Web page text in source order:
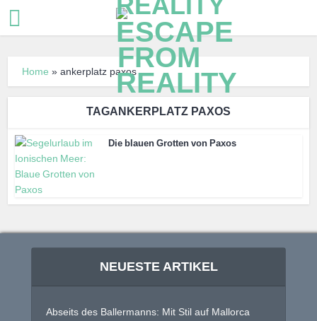
Home »ankerplatz paxos
TAGANKERPLATZ PAXOS
Die blauen Grotten von Paxos
NEUESTE ARTIKEL
Abseits des Ballermanns: Mit Stil auf Mallorca